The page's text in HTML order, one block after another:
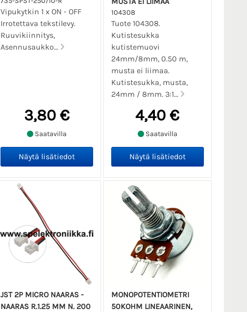
Vipukytkin 1 x ON - OFF
Irrotettava tekstilevy.
Ruuvikiinnitys,
Asennusaukko...
3,80 €
Saatavilla
104308
Tuote 104308.
Kutistesukka
kutistemuovi
24mm/8mm, 0.50 m,
musta ei liimaa.
Kutistesukka, musta,
24mm / 8mm. 3:1...
4,40 €
Saatavilla
JST 2P MICRO NAARAS -
NAARAS R.1.25 MM N. 200
MONOPOTENTIOMETRI
50KOHM LINEAARINEN,